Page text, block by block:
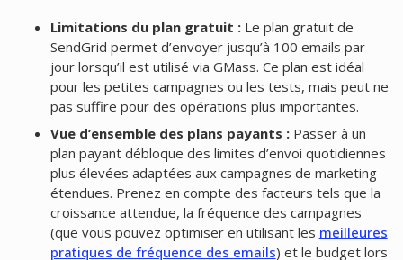
Limitations du plan gratuit :Le plan gratuit de
SendGrid permet d’envoyer jusqu’à 100 emails par
jour lorsqu’il est utilisé via GMass. Ce plan est idéal
pour les petites campagnes ou les tests, mais peut ne
pas suffire pour des opérations plus importantes.
Vue d’ensemble des plans payants :Passer à un
plan payant débloque des limites d’envoi quotidiennes
plus élevées adaptées aux campagnes de marketing
étendues. Prenez en compte des facteurs tels que la
croissance attendue, la fréquence des campagnes
(que vous pouvez optimiser en utilisant les meilleures
pratiques de fréquence des emails) et le budget lors